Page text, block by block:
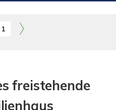
1
freistehende